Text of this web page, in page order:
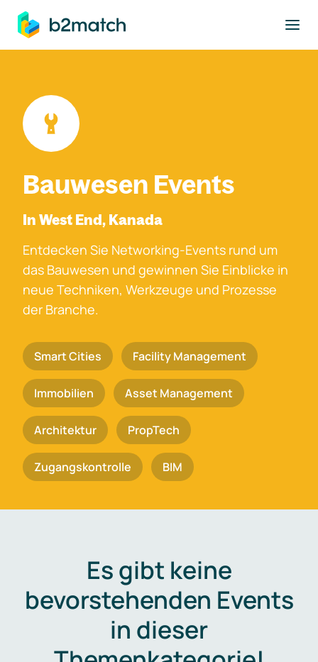
springen
Bauwesen Events
In West End, Kanada
Entdecken Sie Networking-Events rund um
das Bauwesen und gewinnen Sie Einblicke in
neue Techniken, Werkzeuge und Prozesse
der Branche.
Smart Cities Facility Management
Immobilien Asset Management
Architektur PropTech
Zugangskontrolle BIM
Es gibt keine
bevorstehenden Events
in dieser